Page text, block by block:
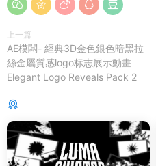
上一篇
AE模闆- 經典3D金色銀色暗黑拉
絲金屬質感logo标志展示動畫
Elegant Logo Reveals Pack 2